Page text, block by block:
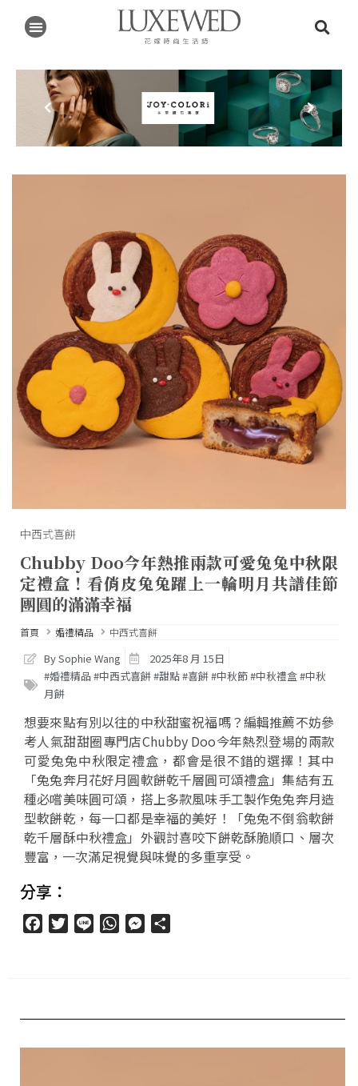
中西式喜餅
Chubby Doo今年熱推兩款可愛兔兔中秋限
定禮盒！看俏皮兔兔躍上一輪明月共譜佳節
團圓的滿滿幸福
首頁 婚禮精品 中西式喜餅
By Sophie Wang
2025年8 月 15日
#婚禮精品 #中西式喜餅 #甜點 #喜餅 #中秋節 #中秋禮盒 #中秋
月餅
想要來點有別以往的中秋甜蜜祝福嗎？編輯推薦不妨參
考人氣甜甜圈專門店Chubby Doo今年熱烈登場的兩款
可愛兔兔中秋限定禮盒，都會是很不錯的選擇！其中
「兔兔奔月花好月圓軟餅乾千層圓可頌禮盒」集結有五
種必嚐美味圓可頌，搭上多款風味手工製作兔兔奔月造
型軟餅乾，每一口都是幸福的美好！「兔兔不倒翁軟餅
乾千層酥中秋禮盒」外觀討喜咬下餅乾酥脆順口、層次
豐富，一次滿足視覺與味覺的多重享受。
分享：
FacebookTwitter
Line WhatsAppMessenger